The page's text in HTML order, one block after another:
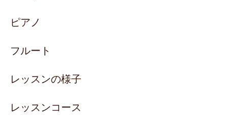
ピアノ
フルート
レッスンの様子
レッスンコース